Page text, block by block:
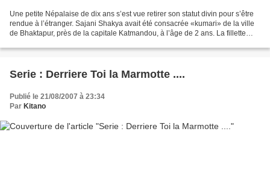
Une petite Népalaise de dix ans s’est vue retirer son statut divin pour s’être
rendue à l’étranger. Sajani Shakya avait été consacrée «kumari» de la ville
de Bhaktapur, près de la capitale Katmandou, à l’âge de 2 ans. La fillette
Serie : Derriere Toi la Marmotte ....
Publié le 21/08/2007 à 23:34
Par Kitano